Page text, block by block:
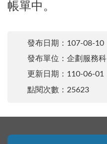
帳單中。
發布日期： 107-08-10
發布單位：企劃服務科
更新日期： 110-06-01
點閱次數：25623